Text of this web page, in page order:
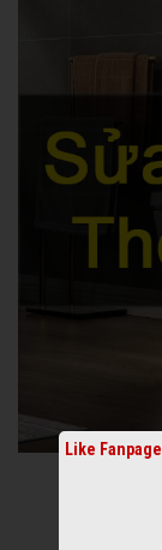
Like